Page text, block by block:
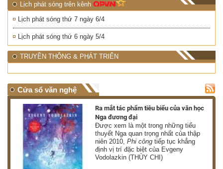
Lịch phát sóng trên kênh
Lịch phát sóng thứ 7 ngày 6/4
Lịch phát sóng thứ 6 ngày 5/4
TRUYỀN THÔNG & PHÁT TRIỂN
Cửa sổ văn nghệ
Ra mắt tác phẩm tiêu biểu của văn học
Nga đương đại
Được xem là một trong những tiểu
thuyết Nga quan trọng nhất của thập
niên 2010,Phi công tiếp tục khẳng
định vị trí đặc biệt của Evgeny
Vodolazkin (THÙY CHI)